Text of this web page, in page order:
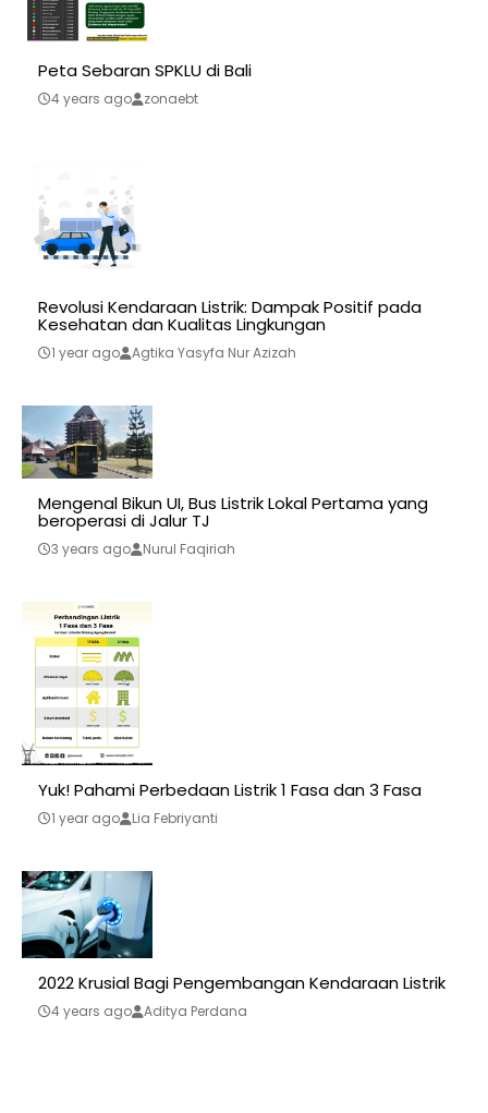
Peta Sebaran SPKLU di Bali
4 years ago zonaebt
Revolusi Kendaraan Listrik: Dampak Positif pada
Kesehatan dan Kualitas Lingkungan
1 year ago Agtika Yasyfa Nur Azizah
Mengenal Bikun UI, Bus Listrik Lokal Pertama yang
beroperasi di Jalur TJ
3 years ago Nurul Faqiriah
Yuk! Pahami Perbedaan Listrik 1 Fasa dan 3 Fasa
1 year ago Lia Febriyanti
2022 Krusial Bagi Pengembangan Kendaraan Listrik
4 years ago Aditya Perdana